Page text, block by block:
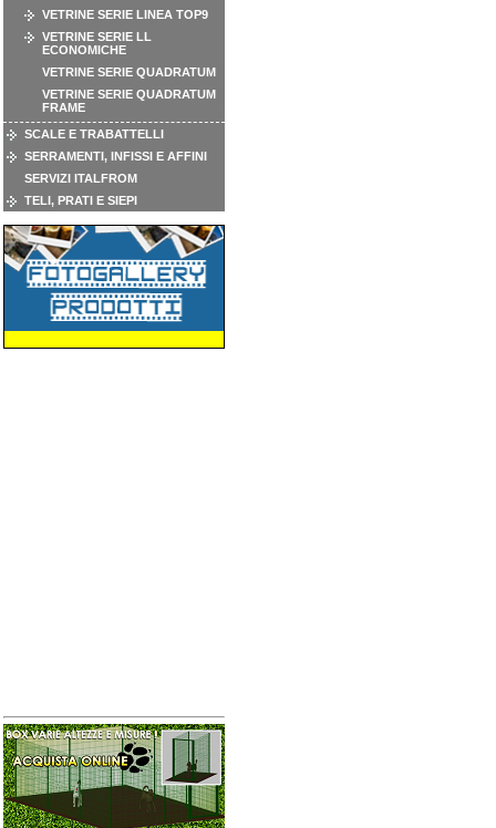
VETRINE SERIE LINEA TOP9
VETRINE SERIE LL
ECONOMICHE
VETRINE SERIE QUADRATUM
VETRINE SERIE QUADRATUM
FRAME
SCALE E TRABATTELLI
SERRAMENTI, INFISSI E AFFINI
SERVIZI ITALFROM
TELI, PRATI E SIEPI